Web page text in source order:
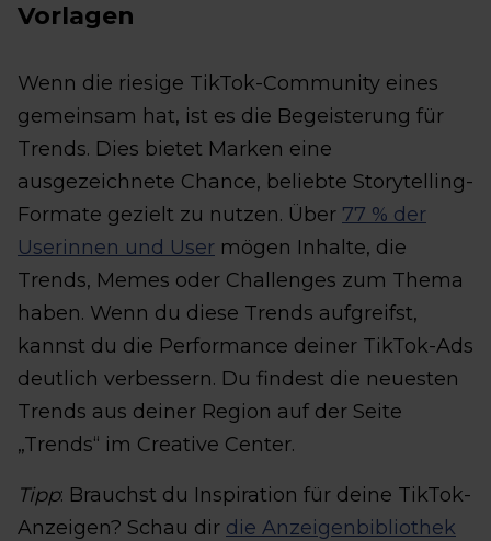
Vorlagen
Wenn die riesige TikTok-Community eines
gemeinsam hat, ist es die Begeisterung für
Trends. Dies bietet Marken eine
ausgezeichnete Chance, beliebte Storytelling-
Formate gezielt zu nutzen. Über 77 % der
Userinnen und User mögen Inhalte, die
Trends, Memes oder Challenges zum Thema
haben. Wenn du diese Trends aufgreifst,
kannst du die Performance deiner TikTok-Ads
deutlich verbessern. Du findest die neuesten
Trends aus deiner Region auf der Seite
„Trends“ im Creative Center.
Tipp: Brauchst du Inspiration für deine TikTok-
Anzeigen? Schau dir die Anzeigenbibliothek